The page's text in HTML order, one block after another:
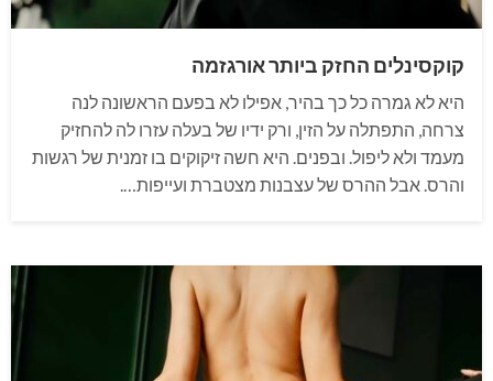
קוקסינלים החזק ביותר אורגזמה
היא לא גמרה כל כך בהיר, אפילו לא בפעם הראשונה לנה
צרחה, התפתלה על הזין, ורק ידיו של בעלה עזרו לה להחזיק
מעמד ולא ליפול. ובפנים. היא חשה זיקוקים בו זמנית של רגשות
והרס. אבל ההרס של עצבנות מצטברת ועייפות….